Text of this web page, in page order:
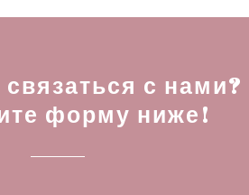
с нами?
форму ниже!